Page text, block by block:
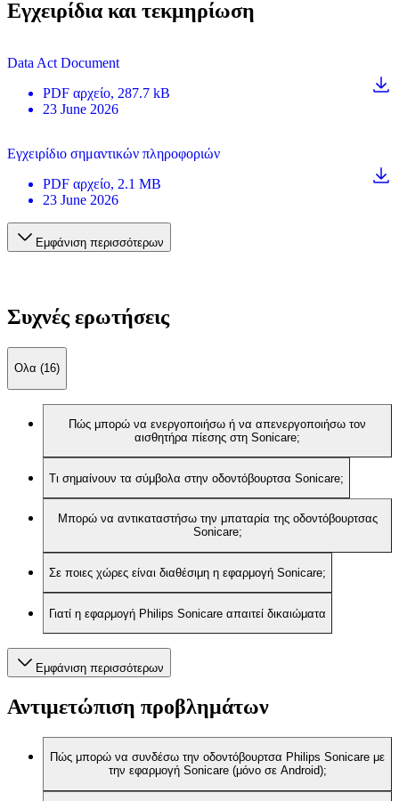
Εγχειρίδια και τεκμηρίωση
Data Act Document
PDF αρχείο, 287.7 kB
23 June 2026
Εγχειρίδιο σημαντικών πληροφοριών
PDF αρχείο, 2.1 MB
23 June 2026
Εμφάνιση περισσότερων
Συχνές ερωτήσεις
Ολα (16)
Πώς μπορώ να ενεργοποιήσω ή να απενεργοποιήσω τον
αισθητήρα πίεσης στη Sonicare;
Τι σημαίνουν τα σύμβολα στην οδοντόβουρτσα Sonicare;
Μπορώ να αντικαταστήσω την μπαταρία της οδοντόβουρτσας
Sonicare;
Σε ποιες χώρες είναι διαθέσιμη η εφαρμογή Sonicare;
Γιατί η εφαρμογή Philips Sonicare απαιτεί δικαιώματα
Εμφάνιση περισσότερων
Αντιμετώπιση προβλημάτων
Πώς μπορώ να συνδέσω την οδοντόβουρτσα Philips Sonicare με
την εφαρμογή Sonicare (μόνο σε Android);